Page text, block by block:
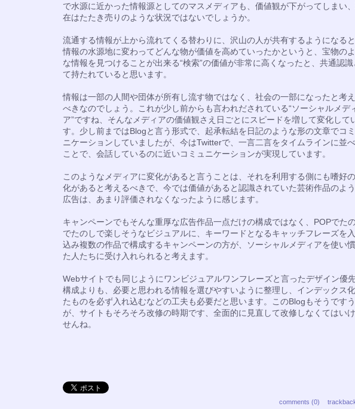
で水源に近かった情報源としてのマスメディアも、価値観が下がってしまい
在はたたき売りのような状況ではないでしょうか。
流通する情報が上から流れてくる替わりに、沢山の人が共有するようになると
情報の水源地に変わってどんな物が価値を高めていったかというと、宝物の
な情報を見つけることが出来る“検索”の価値が非常に高くなったと、共通認識
て持たれていると思います。
情報は一部の人間や団体が所有し流す物ではなく、社会の一部になったと考
べきなのでしょう。これが少し前からも言われだされている“ソーシャルメデ
ア”ですね、そんなメディアの価値観さえ日ごとにスピードを増して変化して
す。少し前まではBlogと言う形式で、起承転結を日記のような形の文章でコミ
ニケーションしていましたが、今はTwitterで、一言二言をタイムラインに並
ことで、会話しているのに近いコミュニケーションが実現しています。
このようなメディアに変化があると言うことは、それを利用する側にも嗜好
化があると考えるべきで、今では価値があると認識されていた芸術作品のよ
広告は、あまり評価されなくなったように感じます。
キャンペーンでもそんな重厚な広告作品一点だけの構成ではなく、POPでた
でたのしで楽しそうなビジュアルに、キーワードとなるキャッチフレーズを
込み複数の作品で構成するキャンペーンの方が、ソーシャルメディアを使い
た人たちに受け入れられると考えます。
Webサイトでも同じようにワンビジュアルワンフレーズと言ったデザイン優
構成よりも、必要と思われる情報を選びやすいように整理し、インデックス
たものを必ず入れ込むなどの工夫も必要だと思います。このBlogもそうですう
が、サイトもそろそろ改修の時期です、全面的に見直して改修しなくてはい
せんね。
comments (0)